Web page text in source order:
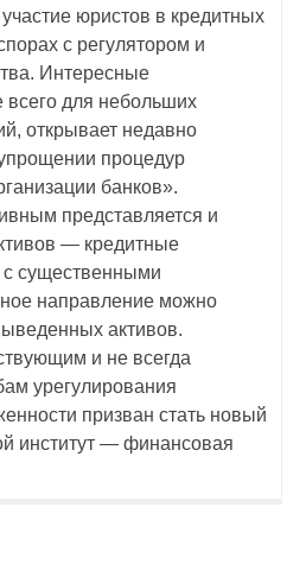
юристов в кредитных
с регулятором и
Интересные
для небольших
открывает недавно
процедур
банков».
представляется и
— кредитные
существенными
направление можно
активов.
и не всегда
урегулирования
призван стать новый
институт — финансовая